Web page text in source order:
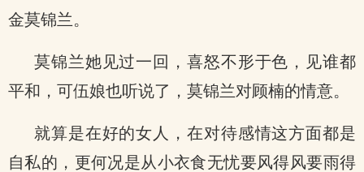
金莫锦兰。
莫锦兰她见过一回，喜怒不形于色，见谁都
平和，可伍娘也听说了，莫锦兰对顾楠的情意。
就算是在好的女人，在对待感情这方面都是
自私的，更何况是从小衣食无忧要风得风要雨得